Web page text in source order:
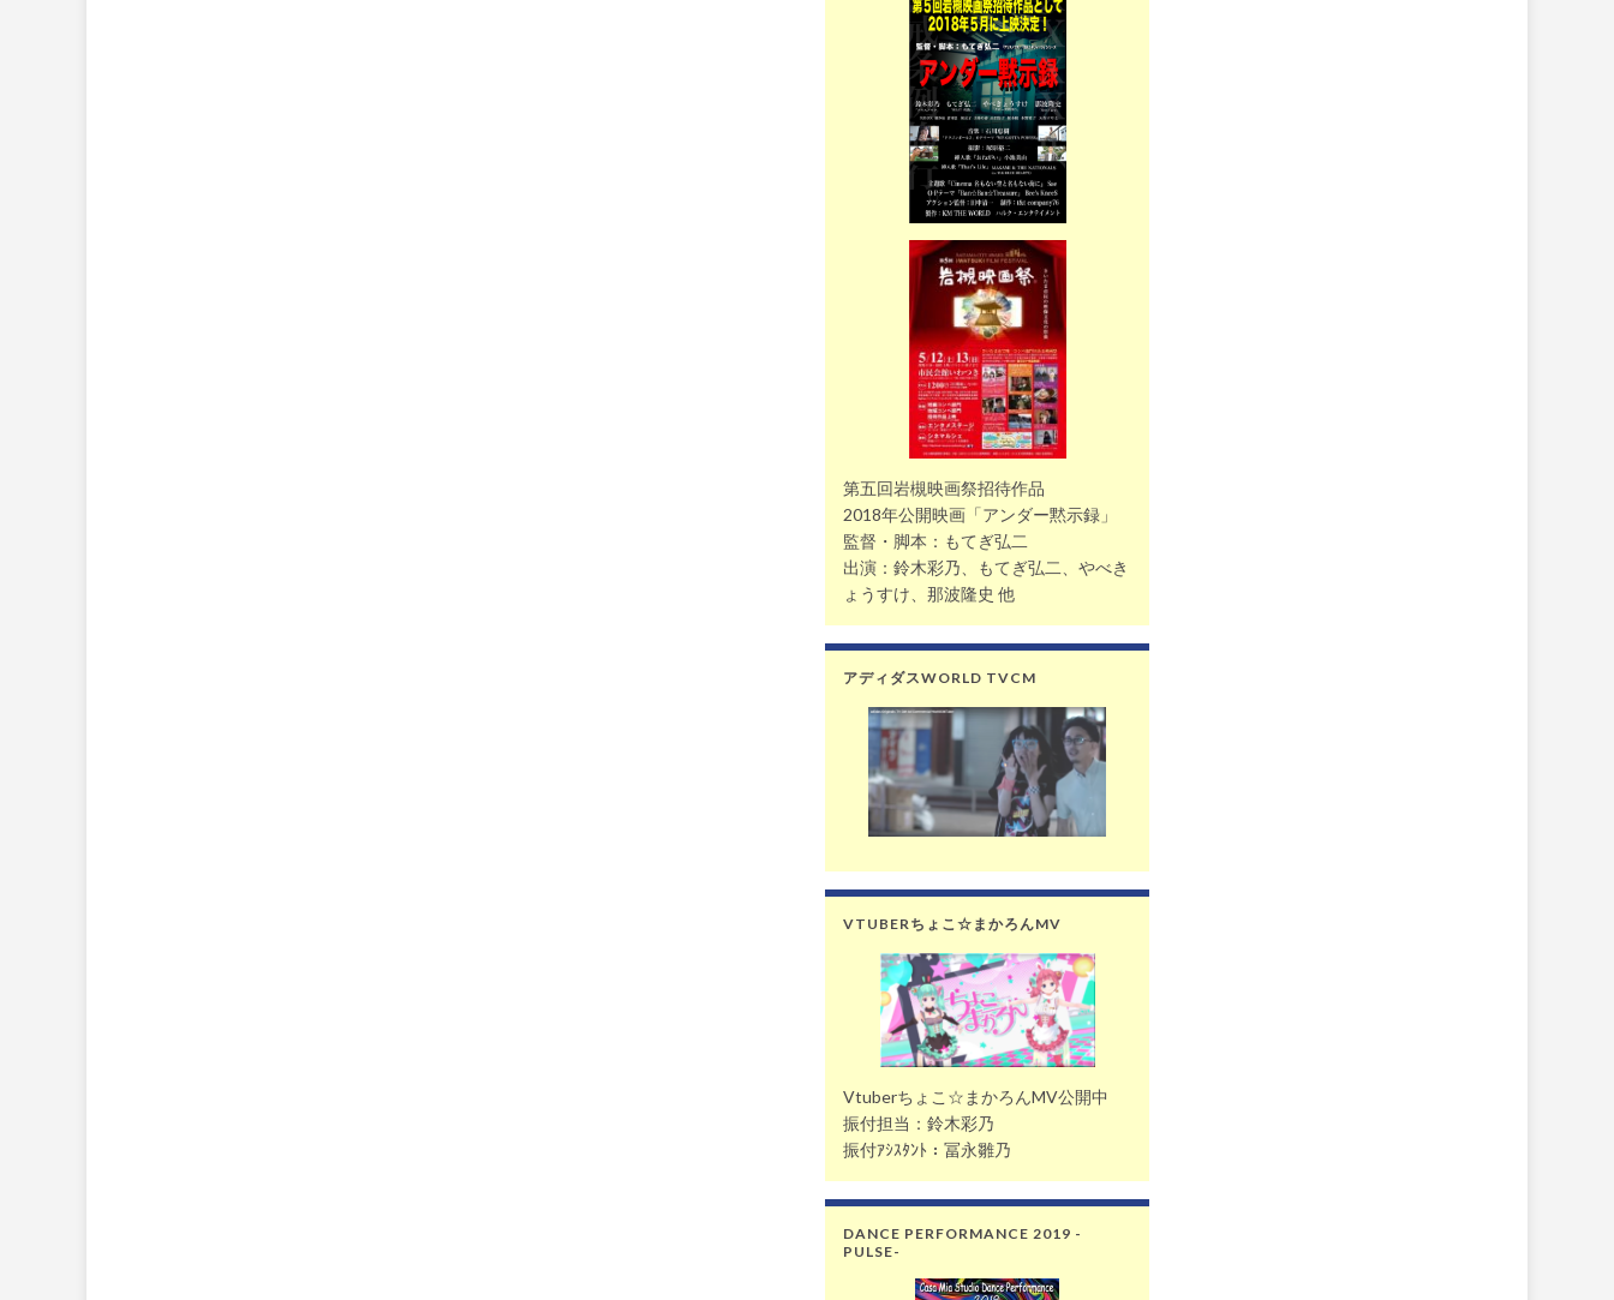
第五回岩槻映画祭招待作品
2018年公開映画「アンダー黙示録」
監督・脚本：もてぎ弘二
出演：鈴木彩乃、もてぎ弘二、やべき
ょうすけ、那波隆史 他
アディダスWORLD TVCM
VTUBERちょこ☆まかろんMV
Vtuberちょこ☆まかろんMV公開中
振付担当：鈴木彩乃
振付ｱｼｽﾀﾝﾄ：冨永雛乃
DANCE PERFORMANCE 2019 -
PULSE-